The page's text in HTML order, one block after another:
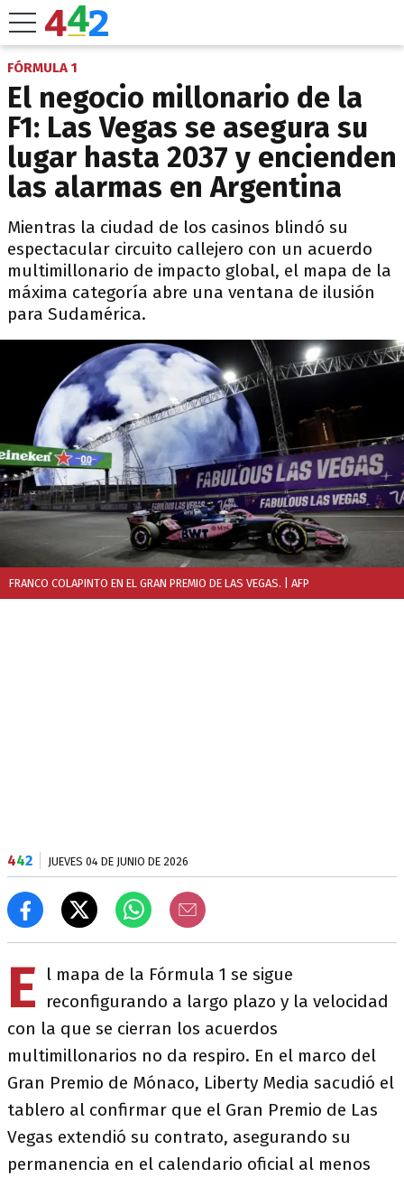
FÓRMULA 1
El negocio millonario de la
F1: Las Vegas se asegura su
lugar hasta 2037 y encienden
las alarmas en Argentina
Mientras la ciudad de los casinos blindó su
espectacular circuito callejero con un acuerdo
multimillonario de impacto global, el mapa de la
máxima categoría abre una ventana de ilusión
para Sudamérica.
FRANCO COLAPINTO EN EL GRAN PREMIO DE LAS VEGAS. | AFP
442 JUEVES 04 DE JUNIO DE 2026
E
l mapa de la Fórmula 1 se sigue
reconfigurando a largo plazo y la velocidad
con la que se cierran los acuerdos
multimillonarios no da respiro. En el marco del
Gran Premio de Mónaco, Liberty Media sacudió el
tablero al confirmar que el Gran Premio de Las
Vegas extendió su contrato, asegurando su
permanencia en el calendario oficial al menos